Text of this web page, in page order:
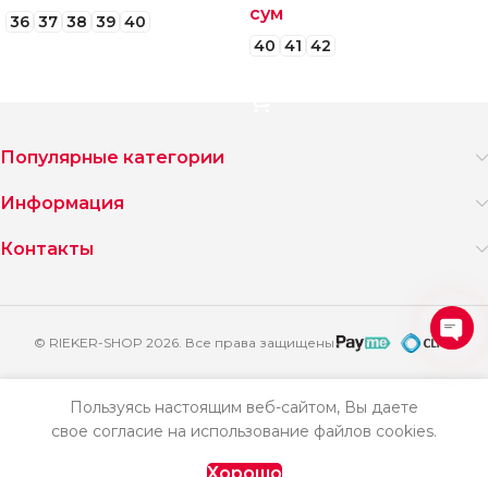
36 37 38 39 40
сум
40 41 42
Популярные категории
Информация
Контакты
© RIEKER-SHOP 2026. Все права защищены
Пользуясь настоящим веб-сайтом, Вы даете
свое согласие на использование файлов cookies.
Босоножки
женские летние
Добавить
в корзину
Купить